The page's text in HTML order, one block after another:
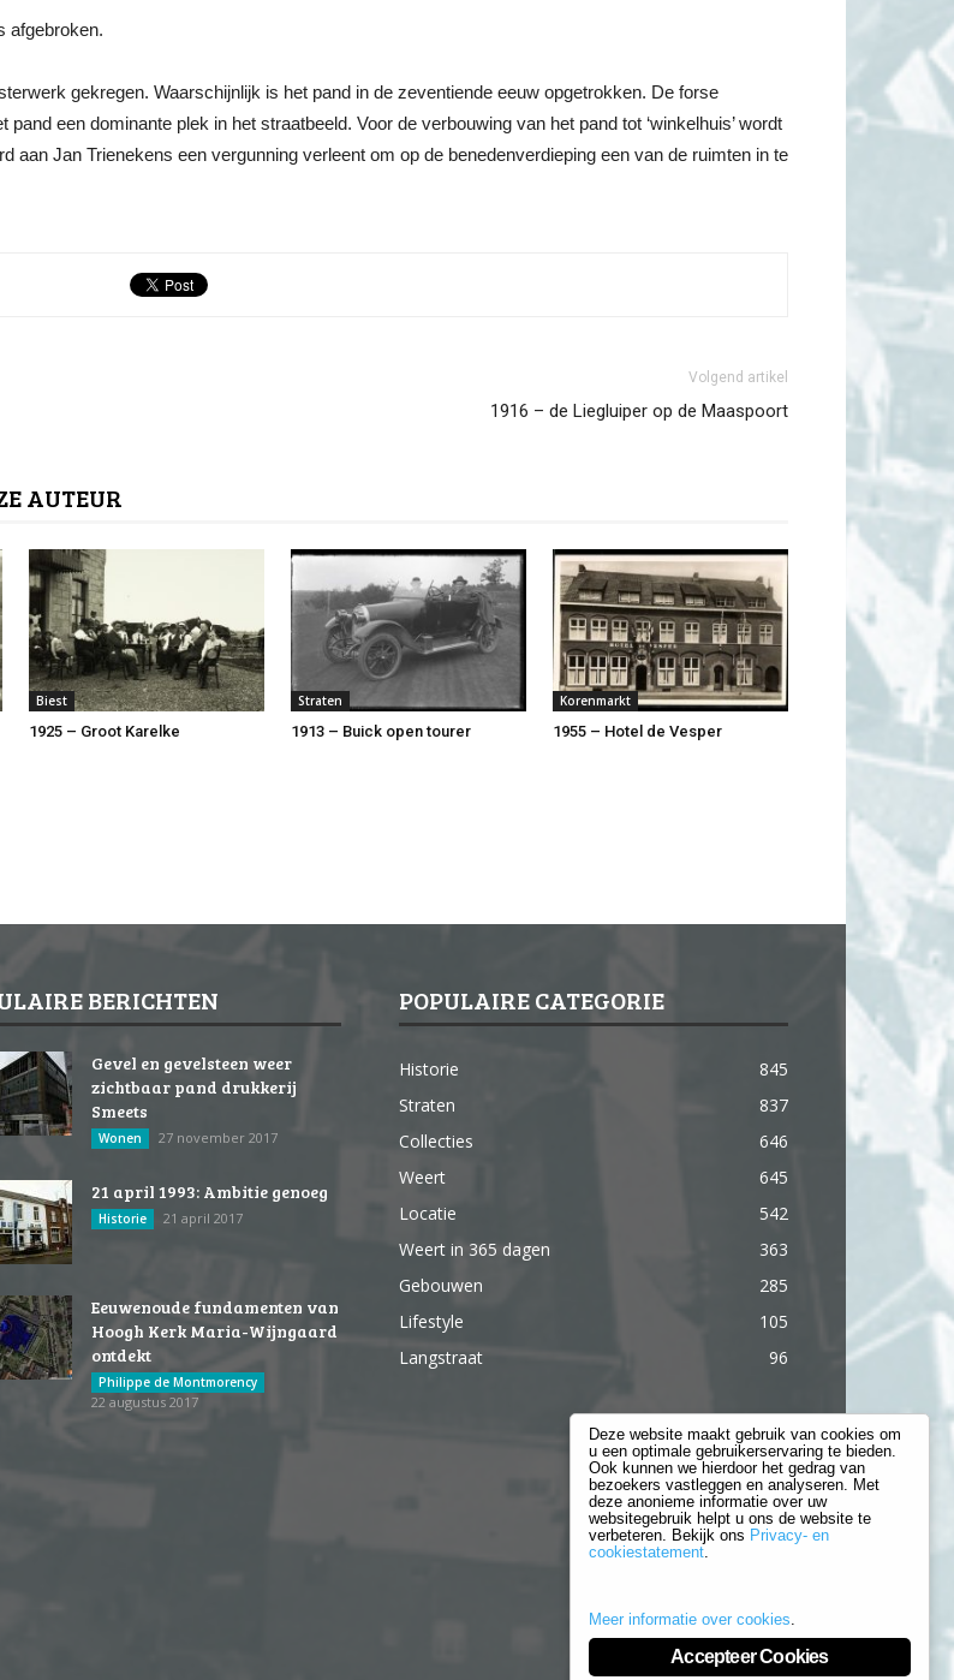
afgebroken.
gekregen. Waarschijnlijk is het pand in de zeventiende eeuw opgetrokken. De forse
pand een dominante plek in het straatbeeld. Voor de verbouwing van het pand tot ‘winkelhuis’ wordt
aan Jan Trienekens een vergunning verleent om op de benedenverdieping een van de ruimten in te
Volgend artikel
1916 – de Liegluiper op de Maaspoort
AUTEUR
Biest
1925 – Groot Karelke
Straten
1913 – Buick open tourer
Korenmarkt
1955 – Hotel de Vesper
BERICHTEN
Gevel en gevelsteen weer
zichtbaar pand drukkerij
Smeets
Wonen 27 november 2017
21 april 1993: Ambitie genoeg
Historie 21 april 2017
Eeuwenoude fundamenten van
Hoogh Kerk Maria-Wijngaard
ontdekt
Philippe de Montmorency
22 augustus 2017
POPULAIRE CATEGORIE
Historie
845
Straten
837
Collecties
646
Weert
645
Locatie
542
Weert in 365 dagen
363
Gebouwen
285
Lifestyle
105
Langstraat
96
Deze website maakt gebruik van cookies om
u een optimale gebruikerservaring te bieden.
Ook kunnen we hierdoor het gedrag van
bezoekers vastleggen en analyseren. Met
deze anonieme informatie over uw
websitegebruik helpt u ons de website te
verbeteren. Bekijk ons Privacy- en
cookiestatement.
Meer informatie over cookies.
Accepteer Cookies